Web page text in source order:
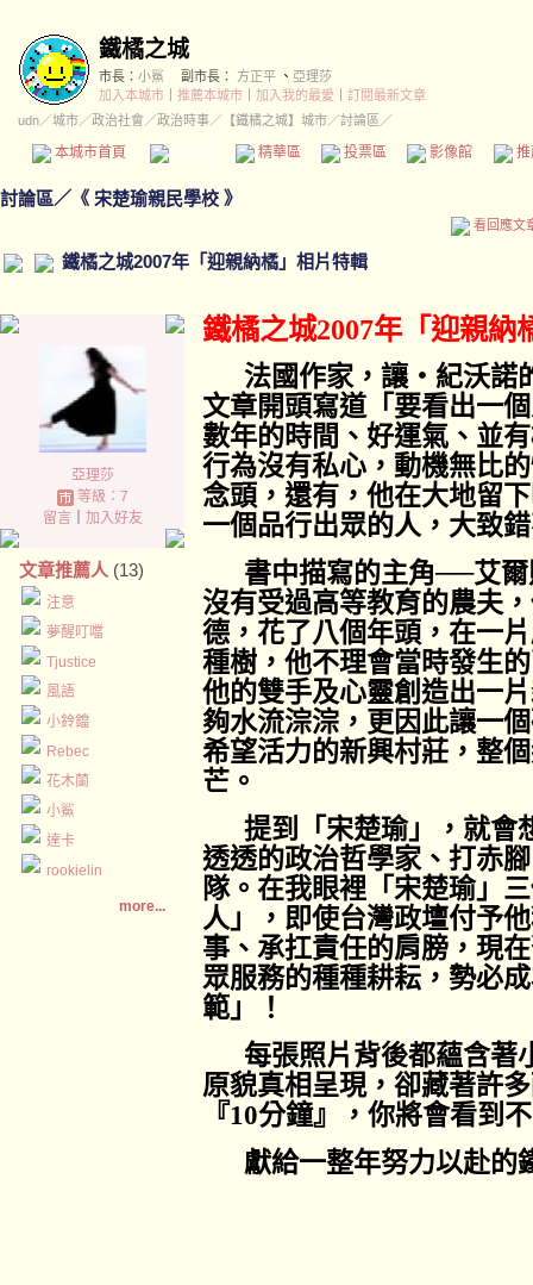
鐵橘之城
市長： 小鯊 副市長： 方正平 、 亞理莎
加入本城市
推薦本城市 加入我的最愛
訂閱最新文章
udn／城市／政治社會 ／政治時事／ 【鐵橘之城】城市／討論區／
本城市首頁 精華區 投票區 影像館
討論區／ 《 宋楚瑜親民學校 》
看回應文
鐵橘之城2007年「迎親納橘」相片特輯
亞理莎
等級：7
留言｜ 加入好友
文章推薦人 (13)
注意
夢醒叮噹
Tjustice
風語
小鈴鐺
Rebec
花木蘭
小鯊
達卡
rookielin
more...
鐵橘之城2007年「迎親納
法國作家，讓‧紀沃諾
文章開頭寫道「要看出一
數年的時間、好運氣、並
行為沒有私心，動機無比
念頭，還有，他在大地留
一個品行出眾的人，大致
書中描寫的主角──艾
沒有受過高等教育的農夫
德，花了八個年頭，在一
種樹，他不理會當時發生
他的雙手及心靈創造出一
夠水流淙淙，更因此讓一
希望活力的新興村莊，整
芒。
提到「宋楚瑜」，就會
透透的政治哲學家、打赤
隊。在我眼裡「宋楚瑜」
人」，即使台灣政壇付予
事、承扛責任的肩膀，現
眾服務的種種耕耘，勢必
範」！
每張照片背後都蘊含著
原貌真相呈現，卻藏著許
『10分鐘』，你將會看到
獻給一整年努力以赴的